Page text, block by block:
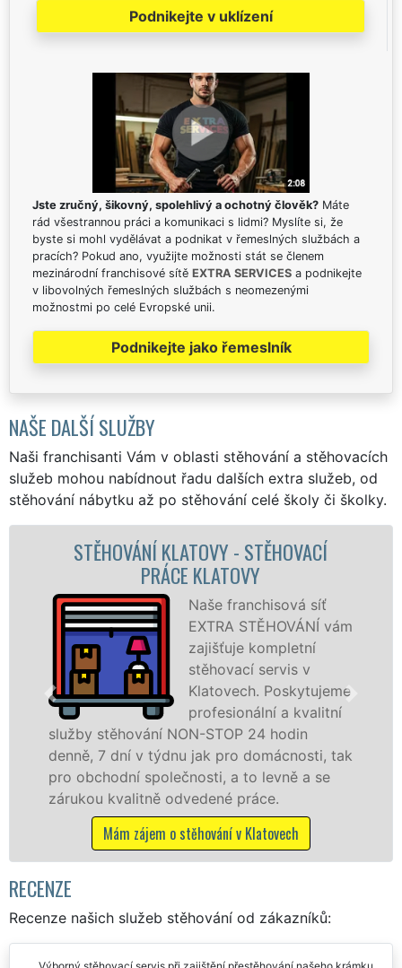
Podnikejte v uklízení
Jste zručný, šikovný, spolehlivý a ochotný člověk? Máte
rád všestrannou práci a komunikaci s lidmi? Myslíte si, že
byste si mohl vydělávat a podnikat v řemeslných službách a
pracích? Pokud ano, využijte možnosti stát se členem
mezinárodní franchisové sítě EXTRA SERVICES a podnikejte
v libovolných řemeslných službách s neomezenými
možnostmi po celé Evropské unii.
Podnikejte jako řemeslník
NAŠE DALŠÍ SLUŽBY
Naši franchisanti Vám v oblasti stěhování a stěhovacích
služeb mohou nabídnout řadu dalších extra služeb, od
stěhování nábytku až po stěhování celé školy či školky.
STĚHOVACÍ SLUŽBA KLATOVY -
STĚHOVACÍ FIRMA KLATOVY
Poskytujeme
stěhovací služby v
Klatovech na
špičkové úrovni se
speciální stěhovací
technikou. Tyto
služby zajišťujeme domácnostem i firmám v
celém okresu Klatovy se zárukou kvality
franchisové sítě EXTRA STĚHOVÁNÍ.
Nabízíme stěhovací služby NON-STOP
včetně víkendů a svátků bez příplatků.
Mám zájem o stěhovací služby v Klatovech
RECENZE
Recenze našich služeb stěhování od zákazníků: